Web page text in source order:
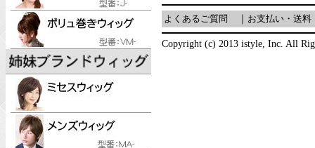
よくあるご質問 お支払い・送料
Copyright (c) 2013 istyle, Inc. All